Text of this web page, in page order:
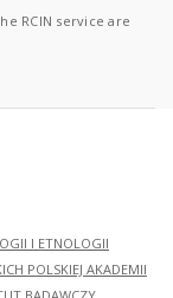
RCIN service are
I ETNOLOGII
POLSKIEJ AKADEMII